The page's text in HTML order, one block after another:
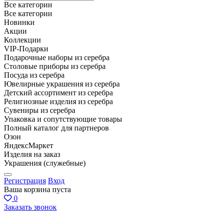
Все категории
Все категории
Новинки
Акции
Коллекции
VIP-Подарки
Подарочные наборы из серебра
Столовые приборы из серебра
Посуда из серебра
Ювелирные украшения из серебра
Детский ассортимент из серебра
Религиозные изделия из серебра
Сувениры из серебра
Упаковка и сопутствующие товары
Полный каталог для партнеров
Озон
ЯндексМаркет
Изделия на заказ
Украшения (служебные)
Регистрация Вход
Ваша корзина пуста
0
Заказать звонок